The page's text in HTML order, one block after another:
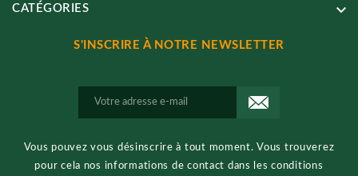
CATÉGORIES keyboard_arrow_down
S'INSCRIRE À NOTRE NEWSLETTER
Vous pouvez vous désinscrire à tout moment. Vous trouverez
pour cela nos informations de contact dans les conditions